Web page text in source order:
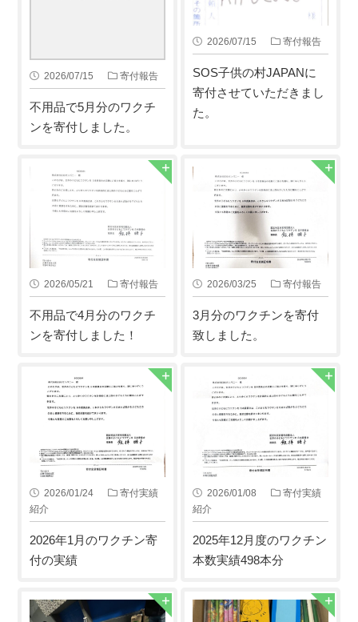
2026/07/15 寄付報告
不用品で5月分のワクチ
ンを寄付しました。
2026/07/15 寄付報告
SOS子供の村JAPANに
寄付させていただきまし
た。
2026/05/21 寄付報告
不用品で4月分のワクチ
ンを寄付しました！
2026/03/25 寄付報告
3月分のワクチンを寄付
致しました。
2026/01/24
寄付実績
紹介
2026年1月のワクチン寄
付の実績
2026/01/08
寄付実績
紹介
2025年12月度のワクチン
本数実績498本分